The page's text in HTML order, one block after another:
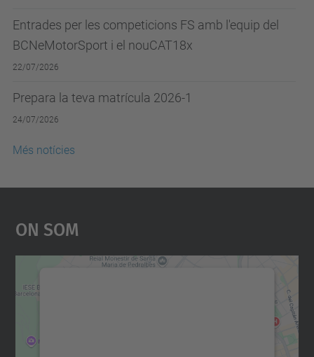
Entrades per les competicions FS amb l'equip del
BCNeMotorSport i el nouCAT18x
22/07/2026
Prepara la teva matrícula 2026-1
24/07/2026
Més notícies
On Som